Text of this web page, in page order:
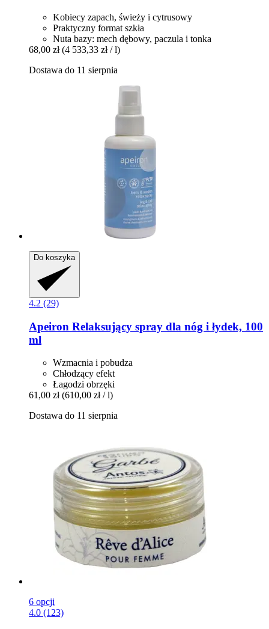
Kobiecy zapach, świeży i cytrusowy
Praktyczny format szkła
Nuta bazy: mech dębowy, paczula i tonka
68,00 zł (4 533,33 zł / l)
Dostawa do 11 sierpnia
Do koszyka
4.2 (29)
Apeiron Relaksujący spray dla nóg i łydek, 100
ml
Wzmacnia i pobudza
Chłodzący efekt
Łagodzi obrzęki
61,00 zł (610,00 zł / l)
Dostawa do 11 sierpnia
6 opcji
4.0 (123)